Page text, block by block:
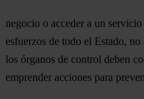
negocio o acceder a un
esfuerzos de todo el Estado,
los órganos de control deben
emprender acciones para